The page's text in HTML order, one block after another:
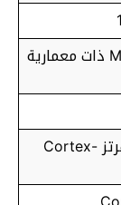
: Mediatek Helio P35 ذات معمارية
: 4×2.35 جيجا هرتز Cortex-